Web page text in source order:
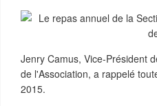
Jenry Camus, Vice-Président
de l'Association, a rappelé
2015.